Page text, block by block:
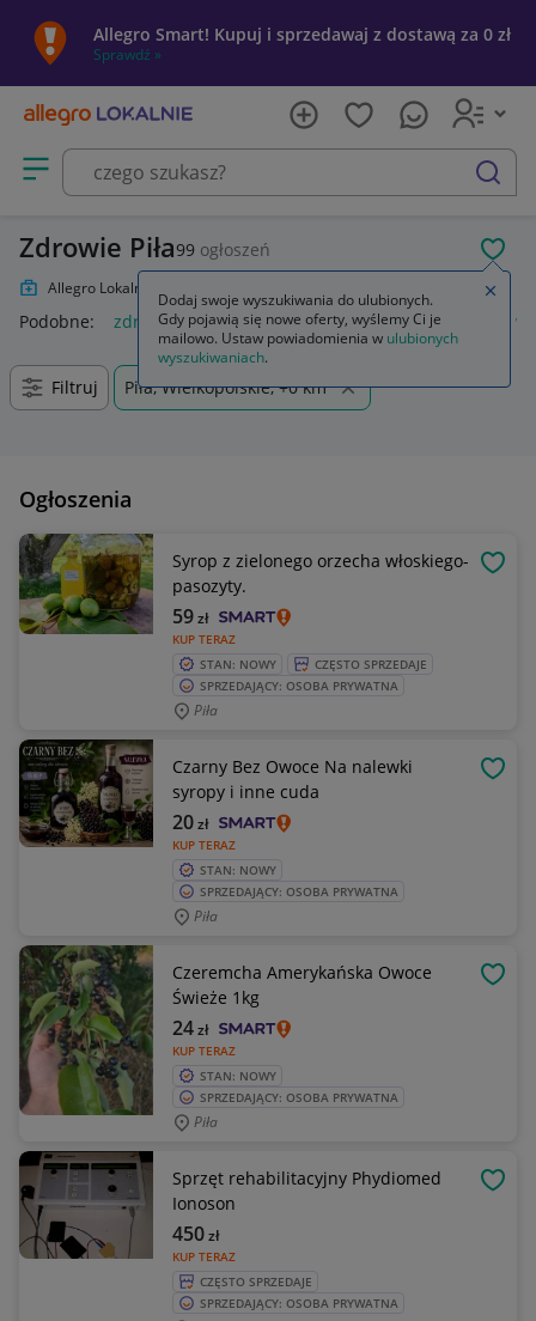
Allegro Smart! Kupuj i sprzedawaj z dostawą za 0 zł
Sprawdź »
Otwórz menu z kategoriami
szukaj
Zdrowie Piła99 ogłoszeń
Allegro Lokalnie
Podobne: zdrowie zdrowie pierwsza pomoc zdrowie bez
Filtruj Piła, Wielkopolskie, +0 km
Ogłoszenia
Syrop z zielonego orzecha włoskiego-
pasozyty.
KUP TERAZ
59zł
STAN: NOWY
CZĘSTO SPRZEDAJE
SPRZEDAJĄCY: OSOBA PRYWATNA
Piła
Czarny Bez Owoce Na nalewki
syropy i inne cuda
KUP TERAZ
20zł
STAN: NOWY
SPRZEDAJĄCY: OSOBA PRYWATNA
Piła
Czeremcha Amerykańska Owoce
Świeże 1kg
KUP TERAZ
24zł
STAN: NOWY
SPRZEDAJĄCY: OSOBA PRYWATNA
Piła
Sprzęt rehabilitacyjny Phydiomed
Ionoson
KUP TERAZ
450zł
CZĘSTO SPRZEDAJE
SPRZEDAJĄCY: OSOBA PRYWATNA
Dodaj swoje wyszukiwania do ulubionych.
Gdy pojawią się nowe oferty, wyślemy Ci je
mailowo. Ustaw powiadomienia w ulubionych
wyszukiwaniach.